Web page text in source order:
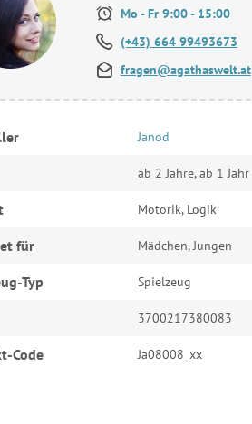
Mo - Fr 9:00 - 15:00
(+43) 664 99493673
fragen@agathaswelt.at
Janod
ab 2 Jahre, ab 1 Jahr
Motorik, Logik
für Mädchen, Jungen
Typ Spielzeug
3700217380083
Code Ja08008_xx